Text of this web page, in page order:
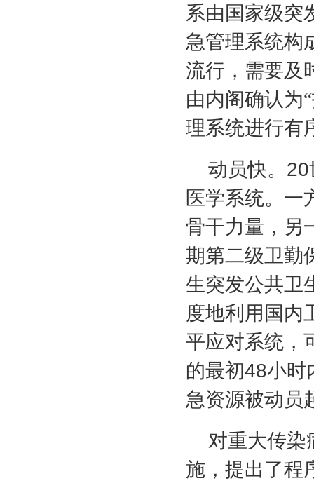
系由国家级突
急管理系统构
流行，需要及
由内阁确认为
理系统进行有
动员快。 20
医学系统。一
骨干力量，另
期第二级卫勤
生突发公共卫
度地利用国内
平应对系统，
的最初48小时
急资源被动员
对重大传染
施，提出了程